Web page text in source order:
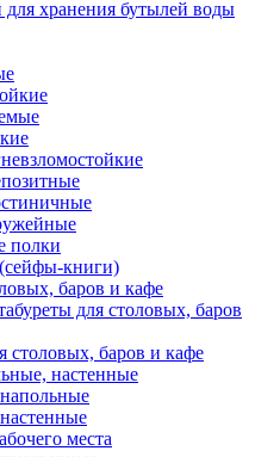
хранения бутылей воды
полки
книги)
баров и кафе
для столовых, баров
столовых, баров и кафе
настенные
места